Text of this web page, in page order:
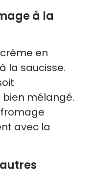
à la
en
la saucisse.
mélangé.
avec la